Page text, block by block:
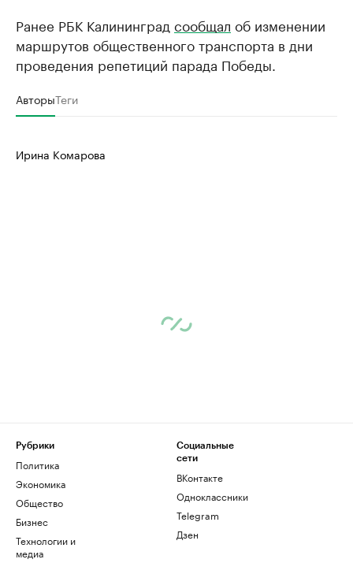
Ранее РБК Калининград сообщал об изменении
маршрутов общественного транспорта в дни
проведения репетиций парада Победы.
АвторыТеги
Ирина Комарова
Рубрики
Политика
Экономика
Общество
Бизнес
Технологии и
медиа
Социальные
сети
ВКонтакте
Одноклассники
Telegram
Дзен